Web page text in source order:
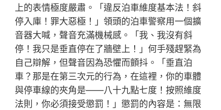
上的表情極度嚴肅。「違反泊車維度基本法！斜
停入庫！罪大惡極！」領頭的泊車警察用一個擴
音器大喊，聲音充滿機械感。「我、我沒有斜
停！我只是垂直停在了牆壁上！」何手殘趕緊為
自己辯解，但聲音因為恐懼而顫抖。「垂直泊
車？那是在第三次元的行為，在這裡，你的車體
與停車線的夾角是——八十九點七度！按照維度
法則，你必須接受懲罰！」懲罰的內容是：無限